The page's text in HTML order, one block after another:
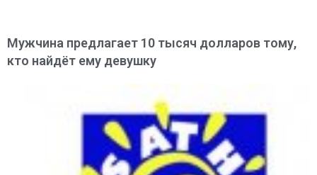
Мужчина предлагает 10 тысяч долларов тому,
кто найдёт ему девушку